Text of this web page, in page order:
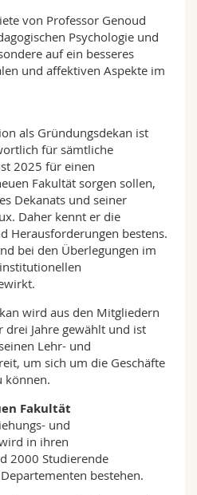
von Professor Genoud
Psychologie und
auf ein besseres
und affektiven Aspekte im
als Gründungsdekan ist
für sämtliche
2025 für einen
Fakultät sorgen sollen,
Dekanats und seiner
Daher kennt er die
Herausforderungen bestens.
bei den Überlegungen im
wird aus den Mitgliedern
Jahre gewählt und ist
Lehr- und
um sich um die Geschäfte
können.
Fakultät
und
in ihren
2000 Studierende
bestehen.